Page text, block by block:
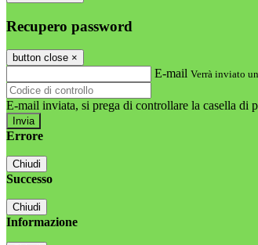
Recupero password
button close ×
E-mail Verrà inviato
E-mail inviata, si prega di controllare la casella di
Errore
Chiudi
Successo
Chiudi
Informazione